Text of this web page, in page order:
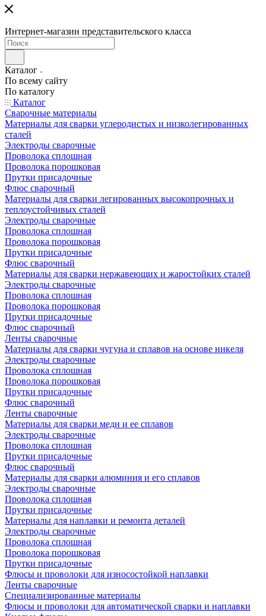
Интернет-магазин представительского класса
Каталог
По всему сайту
По каталогу
Каталог
Сварочные материалы
Материалы для сварки углеродистых и низколегированных
сталей
Электроды сварочные
Проволока сплошная
Проволока порошковая
Прутки присадочные
Флюс сварочный
Материалы для сварки легированных высокопрочных и
теплоустойчивых сталей
Электроды сварочные
Проволока сплошная
Проволока порошковая
Прутки присадочные
Флюс сварочный
Материалы для сварки нержавеющих и жаростойких сталей
Электроды сварочные
Проволока сплошная
Проволока порошковая
Прутки присадочные
Флюс сварочный
Ленты сварочные
Материалы для сварки чугуна и сплавов на основе никеля
Электроды сварочные
Проволока сплошная
Проволока порошковая
Прутки присадочные
Флюс сварочный
Ленты сварочные
Материалы для сварки меди и ее сплавов
Электроды сварочные
Проволока сплошная
Прутки присадочные
Флюс сварочный
Материалы для сварки алюминия и его сплавов
Электроды сварочные
Проволока сплошная
Прутки присадочные
Материалы для наплавки и ремонта деталей
Электроды сварочные
Проволока сплошная
Проволока порошковая
Прутки присадочные
Флюсы и проволоки для износостойкой наплавки
Ленты сварочные
Специализированные материалы
Флюсы и проволоки для автоматической сварки и наплавки